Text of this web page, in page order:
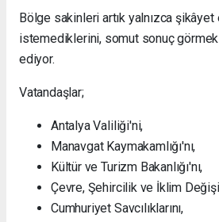
Bölge sakinleri artık yalnızca
istemediklerini, somut sonuç
ediyor.
Vatandaşlar;
Antalya Valiliği'ni,
Manavgat Kaymakamlığı'nı,
Kültür ve Turizm Bakanlığı'nı,
Çevre, Şehircilik ve İklim
Cumhuriyet Savcılıklarını,